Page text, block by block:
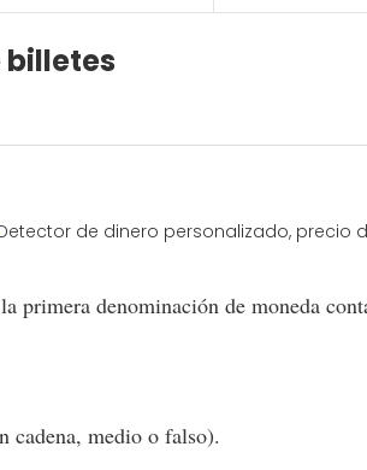
primera denominación de moneda
cadena, medio o falso).